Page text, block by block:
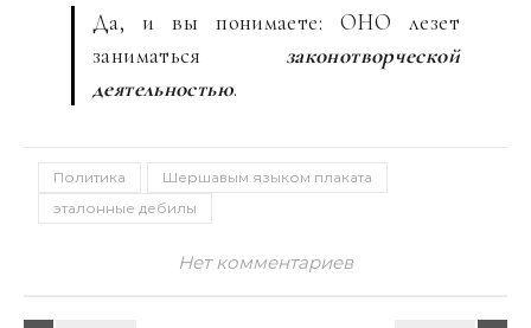
Да, и вы понимаете: ОНО лезет
заниматься законотворческой
деятельностью.
Политика
Шершавым языком плаката
эталонные дебилы
Нет комментариев